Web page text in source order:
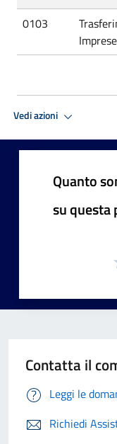
0103
Imprese
Vedi azioni
Quanto
su questa
Contatta il
Leggi le
Richiedi